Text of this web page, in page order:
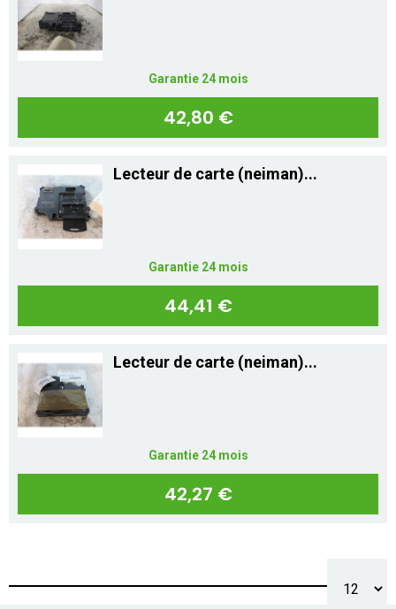
Appelez-nous
01 60 48 23 09
Garantie 24 mois
42,80 €
Lecteur de carte (neiman)...
Garantie 24 mois
44,41 €
Lecteur de carte (neiman)...
Garantie 24 mois
42,27 €